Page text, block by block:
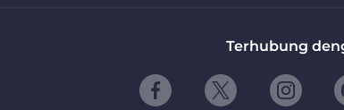
Terhubung